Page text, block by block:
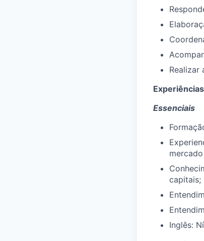
Realizar
Essenciais
capitais;
Inglês: